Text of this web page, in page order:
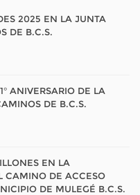
2025 EN LA JUNTA
DE B.C.S.
ANIVERSARIO DE LA
DE B.C.S.
EN LA
CAMINO DE ACCESO
DE MULEGÉ B.C.S.